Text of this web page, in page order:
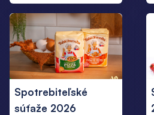
Spotrebiteľské
súťaže 2026